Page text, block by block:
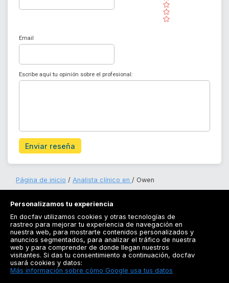
( )
( )
( )
Email
Escribe aquí tu opinión sobre el profesional:
Enviar reseña
Página de inicio Analista clínico en Owen
Registrarse
Docfav
Personalizamos tu experiencia
En docfav utilizamos cookies y otras tecnologías de
rastreo para mejorar tu experiencia de navegación en
nuestra web, para mostrarte contenidos personalizados y
anuncios segmentados, para analizar el tráfico de nuestra
web y para comprender de donde llegan nuestros
visitantes. Si das tu consentimiento a continuación, docfav
usará cookies y datos:
Más información sobre cómo Google usa tus datos